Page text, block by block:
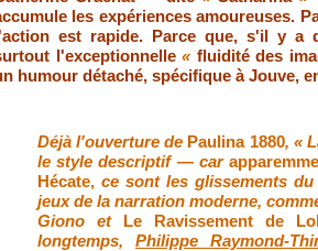
les expériences amoureuses.
est rapide. Parce que, s'il y a
l'exceptionnelle« fluidité des
humour détaché, spécifique à Jouve,
Déjà l'ouverture de Paulina 1880, «
le style descriptif — car
Hécate, ce sont les glissements
jeux de la narration moderne,
Giono et
Le Ravissement de
longtemps, Philippe Raymond-